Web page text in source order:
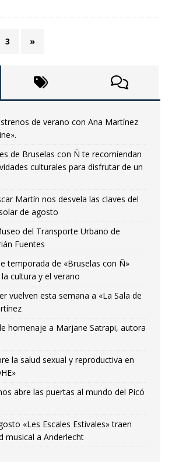
3 »
de verano con Ana Martínez
de Bruselas con Ñ te recomiendan
culturales para disfrutar de un
Martín nos desvela las claves del
de agosto
del Transporte Urbano de
Fuentes
temporada de «Bruselas con Ñ»
cultura y el verano
vuelven esta semana a «La Sala de
homenaje a Marjane Satrapi, autora
la salud sexual y reproductiva en
abre las puertas al mundo del Picó
«Les Escales Estivales» traen
musical a Anderlecht